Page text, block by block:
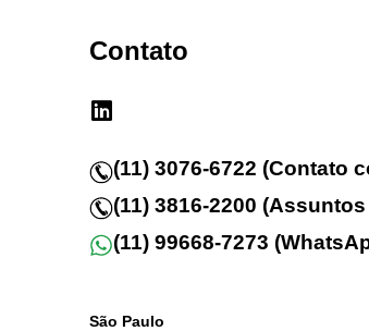
Contato
(11) 3076-6722 (Contato
(11) 3816-2200
(11) 99668-7273
São Paulo